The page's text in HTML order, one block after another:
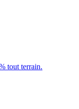
tout terrain.